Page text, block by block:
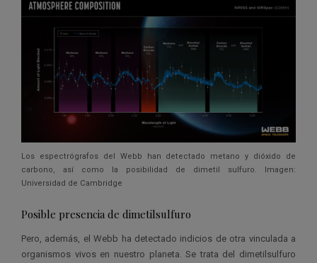
Los espectrógrafos del Webb han detectado metano y dióxido de
carbono, así como la posibilidad de dimetil sulfuro. Imagen:
Universidad de Cambridge
Posible presencia de dimetilsulfuro
Pero, además, el Webb ha detectado indicios de otra vinculada a
organismos vivos en nuestro planeta. Se trata del dimetilsulfuro